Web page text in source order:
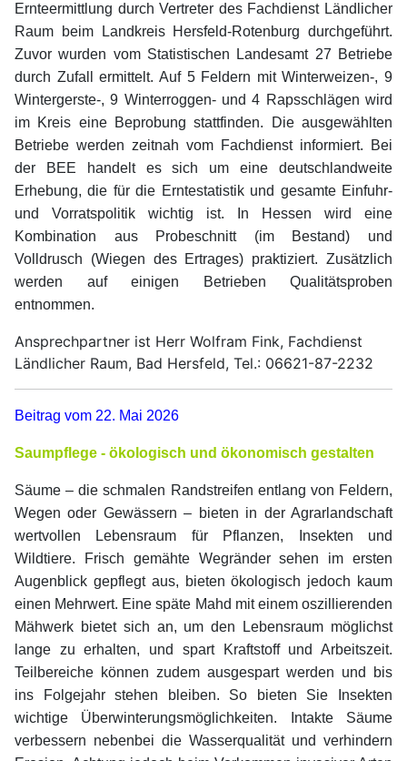
Ernteermittlung durch Vertreter des Fachdienst Ländlicher
Raum beim Landkreis Hersfeld-Rotenburg durchgeführt.
Zuvor wurden vom Statistischen Landesamt 27 Betriebe
durch Zufall ermittelt. Auf 5 Feldern mit Winterweizen-, 9
Wintergerste-, 9 Winterroggen- und 4 Rapsschlägen wird
im Kreis eine Beprobung stattfinden. Die ausgewählten
Betriebe werden zeitnah vom Fachdienst informiert. Bei
der BEE handelt es sich um eine deutschlandweite
Erhebung, die für die Erntestatistik und gesamte Einfuhr-
und Vorratspolitik wichtig ist. In Hessen wird eine
Kombination aus Probeschnitt (im Bestand) und
Volldrusch (Wiegen des Ertrages) praktiziert. Zusätzlich
werden auf einigen Betrieben Qualitätsproben
entnommen.
Ansprechpartner ist Herr Wolfram Fink, Fachdienst
Ländlicher Raum, Bad Hersfeld, Tel.: 06621-87-2232
Beitrag vom 22. Mai 2026
Saumpflege - ökologisch und ökonomisch gestalten
Säume – die schmalen Randstreifen entlang von Feldern,
Wegen oder Gewässern – bieten in der Agrarlandschaft
wertvollen Lebensraum für Pflanzen, Insekten und
Wildtiere. Frisch gemähte Wegränder sehen im ersten
Augenblick gepflegt aus, bieten ökologisch jedoch kaum
einen Mehrwert. Eine späte Mahd mit einem oszillierenden
Mähwerk bietet sich an, um den Lebensraum möglichst
lange zu erhalten, und spart Kraftstoff und Arbeitszeit.
Teilbereiche können zudem ausgespart werden und bis
ins Folgejahr stehen bleiben. So bieten Sie Insekten
wichtige Überwinterungsmöglichkeiten. Intakte Säume
verbessern nebenbei die Wasserqualität und verhindern